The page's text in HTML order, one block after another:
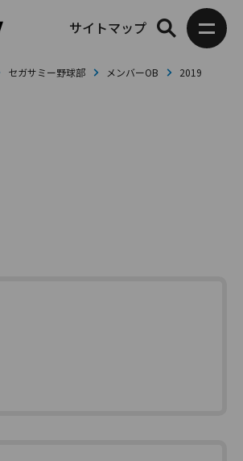
サイトマップ
セガサミー野球部 メンバーOB 2019